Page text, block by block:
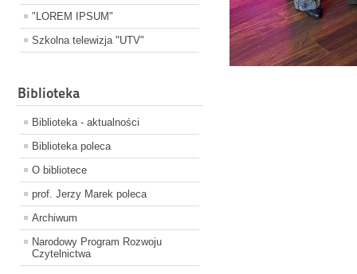
"LOREM IPSUM"
Szkolna telewizja "UTV"
Biblioteka
Biblioteka - aktualności
Biblioteka poleca
O bibliotece
prof. Jerzy Marek poleca
Archiwum
Narodowy Program Rozwoju
Czytelnictwa